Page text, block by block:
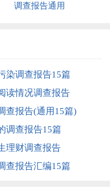
调查报告通用
染调查报告15篇
读情况调查报告
查报告(通用15篇)
调查报告15篇
理财调查报告
查报告汇编15篇